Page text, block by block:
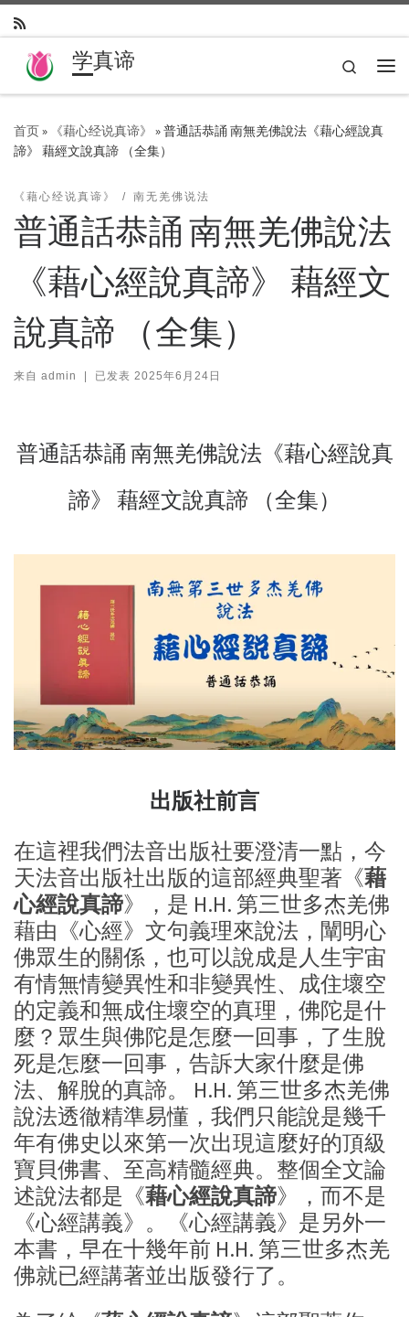
Skip to content
学真谛
Search
首页» 《藉心经说真谛》 »普通話恭誦 南無羌佛說法《藉心經說真
諦》 藉經文說真諦 （全集）
《藉心经说真谛》 南无羌佛说法
普通話恭誦 南無羌佛說法
《藉心經說真諦》 藉經文
說真諦 （全集）
来自 admin | 已发表 2025年6月24日
普通話恭誦 南無羌佛說法《藉心經說真
諦》 藉經文說真諦 （全集）
出版社前言
在這裡我們法音出版社要澄清一點，今
天法音出版社出版的這部經典聖著《藉
心經說真諦》，是 H.H. 第三世多杰羌佛
藉由《心經》文句義理來說法，闡明心
佛眾生的關係，也可以說成是人生宇宙
有情無情變異性和非變異性、成住壞空
的定義和無成住壞空的真理，佛陀是什
麼？眾生與佛陀是怎麼一回事，了生脫
死是怎麼一回事，告訴大家什麼是佛
法、解脫的真諦。 H.H. 第三世多杰羌佛
說法透徹精準易懂，我們只能說是幾千
年有佛史以來第一次出現這麼好的頂級
寶貝佛書、至高精髓經典。整個全文論
述說法都是《藉心經說真諦》，而不是
《心經講義》。《心經講義》是另外一
本書，早在十幾年前 H.H. 第三世多杰羌
佛就已經講著並出版發行了。